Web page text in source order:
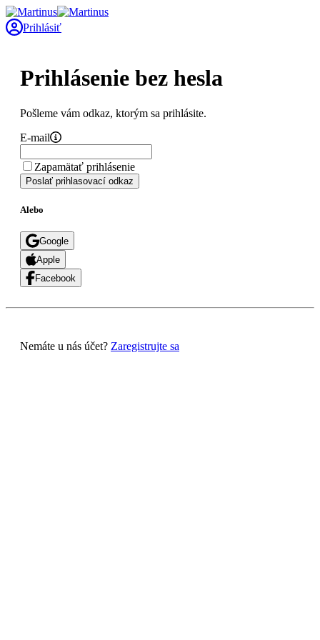
Prihlásiť
Prihlásenie bez hesla
Pošleme vám odkaz, ktorým sa prihlásite.
E-mail
Zapamätať prihlásenie
Poslať prihlasovací odkaz
Alebo
Google
Apple
Facebook
Nemáte u nás účet? Zaregistrujte sa